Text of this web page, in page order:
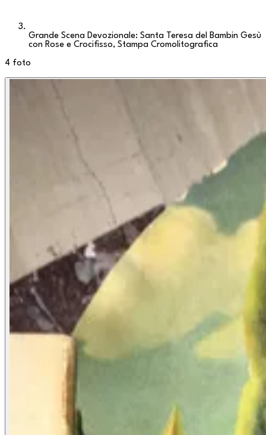
Grande Scena Devozionale: Santa Teresa del Bambin Gesù
con Rose e Crocifisso, Stampa Cromolitografica
4 foto